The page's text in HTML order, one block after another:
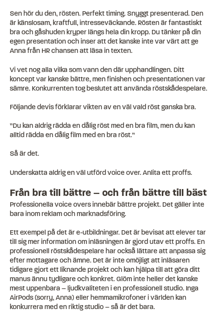
Sen hör du den, rösten. Perfekt timing. Snyggt presenterad. Den
är känslosam, kraftfull, intresseväckande. Rösten är fantastiskt
bra och gåshuden kryper längs hela din kropp. Du tänker på din
egen presentation och inser att det kanske inte var värt att ge
Anna från HR chansen att läsa in texten.
Vi vet nog alla vilka som vann den där upphandlingen. Ditt
koncept var kanske bättre, men finishen och presentationen var
sämre. Konkurrenten tog beslutet att använda röstskådespelare.
Följande devis förklarar vikten av en väl vald röst ganska bra.
”Du kan aldrig rädda en dålig röst med en bra film, men du kan
alltid rädda en dålig film med en bra röst.”
Så är det.
Underskatta aldrig en väl utförd voice over. Anlita ett proffs.
Från bra till bättre – och från bättre till bäst
Professionella voice overs innebär bättre projekt. Det gäller inte
bara inom reklam och marknadsföring.
Ett exempel på det är e-utbildningar. Det är bevisat att elever tar
till sig mer information om inläsningen är gjord utav ett proffs. En
professionell röstskådespelare har också lättare att anpassa sig
efter mottagare och ämne. Det är inte omöjligt att inläsaren
tidigare gjort ett liknande projekt och kan hjälpa till att göra ditt
manus ännu tydligare och konkret. Glöm inte heller det kanske
mest uppenbara – ljudkvaliteten i en professionell studio. Inga
AirPods (sorry, Anna) eller hemmamikrofoner i världen kan
konkurrera med en riktig studio – så är det bara.